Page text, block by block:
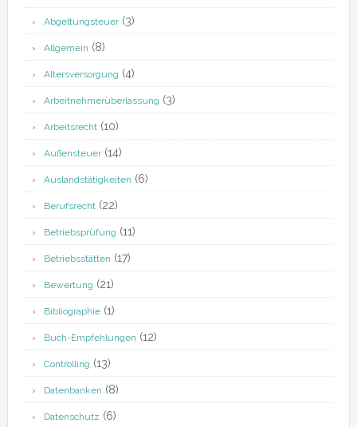
Abgeltungsteuer(3)
Allgemein (8)
Altersversorgung (4)
Arbeitnehmerüberlassung (3)
Arbeitsrecht(10)
Außensteuer(14)
Auslandstätigkeiten (6)
Berufsrecht(22)
Betriebsprüfung (11)
Betriebsstätten (17)
Bewertung (21)
Bibliographie(1)
Buch-Empfehlungen (12)
Controlling (13)
Datenbanken (8)
Datenschutz (6)